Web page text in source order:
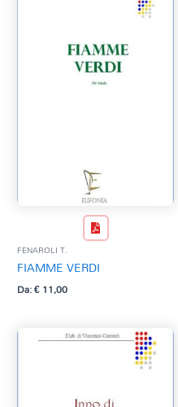
FENAROLI T.
FIAMME VERDI
Da:€11,00